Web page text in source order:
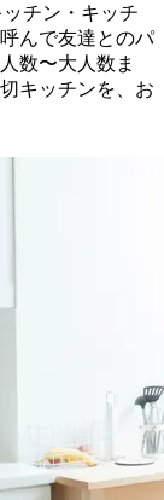
チン・キッチ
んで友達とのパ
数〜大人数ま
キッチンを、お